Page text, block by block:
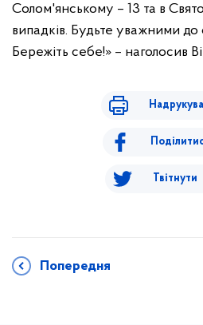
Солом'янському – 13 та в
випадків. Будьте уважними до
Бережіть себе!» – наголосив
Твітнути
Попередня